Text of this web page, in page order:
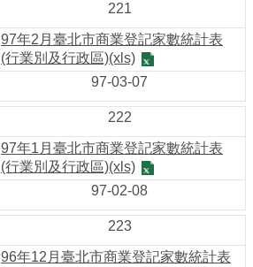
221
97年2月臺北市商業登記家數統計表
(行業別及行政區)(xls)
97-03-07
222
97年1月臺北市商業登記家數統計表
(行業別及行政區)(xls)
97-02-08
223
96年12月臺北市商業登記家數統計表